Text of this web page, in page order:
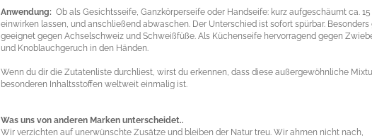
Anwendung: Ob als Gesichtsseife, Ganzkörperseife oder Handseife: kurz aufgeschäumt ca. 15
einwirken lassen, und anschließend abwaschen. Der Unterschied ist sofort spürbar. Besonders
geeignet gegen Achselschweiz und Schweißfüße. Als Küchenseife hervorragend gegen
und Knoblauchgeruch in den Händen.
Wenn du dir die Zutatenliste durchliest, wirst du erkennen, dass diese außergewöhnliche
besonderen Inhaltsstoffen weltweit einmalig ist.
Was uns von anderen Marken unterscheidet..
Wir verzichten auf unerwünschte Zusätze und bleiben der Natur treu. Wir ahmen nicht nach,